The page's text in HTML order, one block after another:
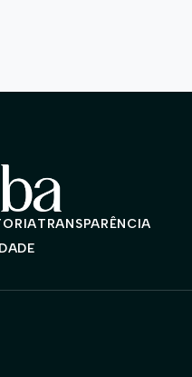
TRANSPARÊNCIA